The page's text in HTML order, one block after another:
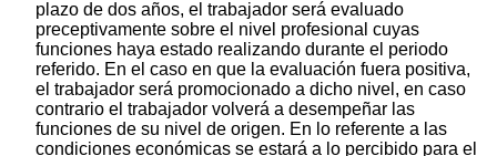
plazo de dos años, el trabajador será evaluado
preceptivamente sobre el nivel profesional cuyas
funciones haya estado realizando durante el periodo
referido. En el caso en que la evaluación fuera positiva,
el trabajador será promocionado a dicho nivel, en caso
contrario el trabajador volverá a desempeñar las
funciones de su nivel de origen. En lo referente a las
condiciones económicas se estará a lo percibido para el